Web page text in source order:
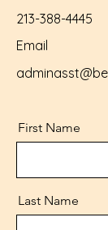
213-388-4445
Email
First Name
Last Name